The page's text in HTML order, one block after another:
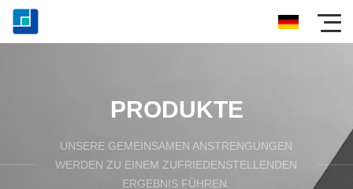
PRODUKTE
UNSERE GEMEINSAMEN ANSTRENGUNGEN
WERDEN ZU EINEM ZUFRIEDENSTELLENDEN
ERGEBNIS FÜHREN.